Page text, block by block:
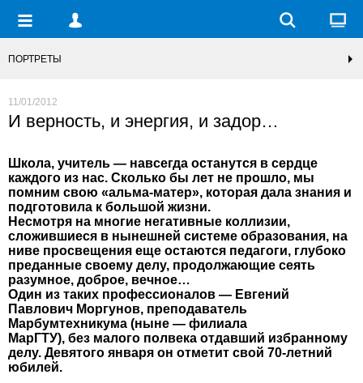
ПОРТРЕТЫ
11/01/2012
И верность, и энергия, и задор…
Школа, учитель — навсегда останутся в сердце
каждого из нас. Сколько бы лет не прошло, мы
помним свою «альма-матер», которая дала знания и
подготовила к большой жизни.
Несмотря на многие негативные коллизии,
сложившиеся в нынешней системе образования, на
ниве просвещения еще остаются педагоги, глубоко
преданные своему делу, продолжающие сеять
разумное, доброе, вечное…
Один из таких профессионалов — Евгений
Павлович Моргунов, преподаватель
Марбумтехникума (ныне — филиала
МарГТУ), без малого полвека отдавший избранному
делу. Девятого января он отметит свой 70-летний
юбилей.